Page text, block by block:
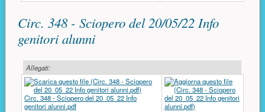
Circ. 348 - Sciopero del 20/05/22 Info
genitori alunni
Allegati:
Circ. 348 - Sciopero del 20_05_22 Info
genitori alunni.pdf